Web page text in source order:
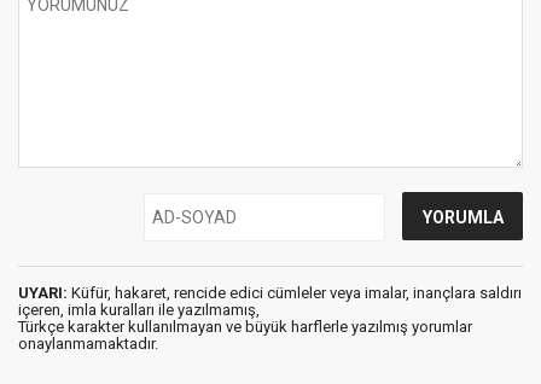
UYARI: Küfür, hakaret, rencide edici cümleler veya imalar, inançlara saldırı
içeren, imla kuralları ile yazılmamış,
Türkçe karakter kullanılmayan ve büyük harflerle yazılmış yorumlar
onaylanmamaktadır.